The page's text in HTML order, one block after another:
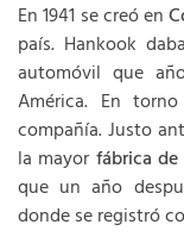
En 1941 se creó en
país. Hankook
automóvil que
América. En
compañía. Justo
la mayor fábrica
que un año
donde se registró